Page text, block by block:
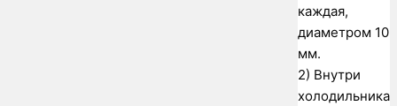
каждая,
диаметром 10
мм.
2) Внутри
холодильника